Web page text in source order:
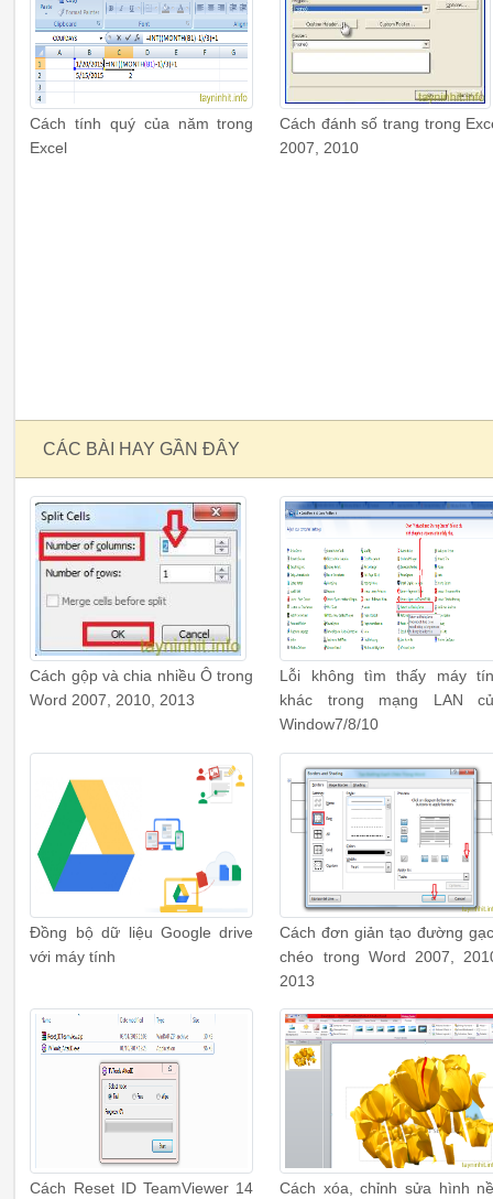
Cách tính quý của năm trong
Excel
Cách đánh số trang trong
2007, 2010
CÁC BÀI HAY GẦN ĐÂY
Cách gộp và chia nhiều Ô trong
Word 2007, 2010, 2013
Lỗi không tìm thấy máy
khác trong mạng LAN
Window7/8/10
Đồng bộ dữ liệu Google drive
với máy tính
Cách đơn giản tạo đường
chéo trong Word 2007,
2013
Cách Reset ID TeamViewer 14
Cách xóa, chỉnh sửa hình